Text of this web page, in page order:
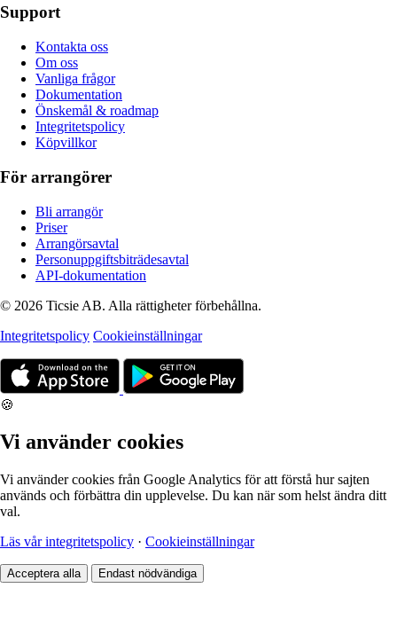
Support
Kontakta oss
Om oss
Vanliga frågor
Dokumentation
Önskemål & roadmap
Integritetspolicy
Köpvillkor
För arrangörer
Bli arrangör
Priser
Arrangörsavtal
Personuppgiftsbiträdesavtal
API-dokumentation
© 2026 Ticsie AB. Alla rättigheter förbehållna.
Integritetspolicy Cookieinställningar
🍪
Vi använder cookies
Vi använder cookies från Google Analytics för att förstå hur sajten
används och förbättra din upplevelse. Du kan när som helst ändra ditt
val.
Läs vår integritetspolicy · Cookieinställningar
Acceptera alla Endast nödvändiga